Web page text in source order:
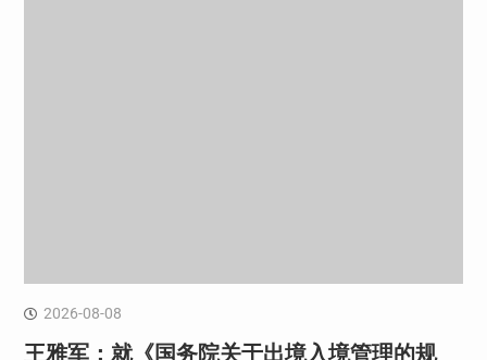
2026-08-08
王雅军：就《国务院关于出境入境管理的规